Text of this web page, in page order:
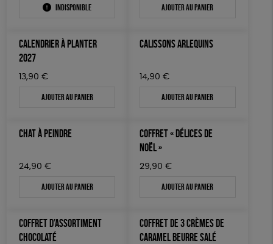
BIEN-ÊTRE
PAPETERIE
LIVRES
Prix : du - cher au + cher
50 € - 100 €
150 € - 200 €
Plus de 200€
Mots clés
Biodégradable
Fabrication artisanale PEFC Fabriqué en Espagne
Textile Bio ESAT Fabriqué en France
Indisponible Ajouter au panier
CALENDRIER À PLANTER
2027
13,90 €
Ajouter au panier
CALISSONS ARLEQUINS
14,90 €
Ajouter au panier
CHAT À PEINDRE
24,90 €
Ajouter au panier
COFFRET « DÉLICES DE
NOËL »
29,90 €
Ajouter au panier
COFFRET D’ASSORTIMENT
CHOCOLATÉ
COFFRET DE 3 CRÈMES DE
CARAMEL BEURRE SALÉ